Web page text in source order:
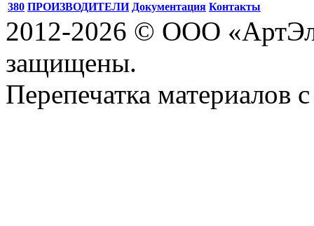
380 ПРОИЗВОДИТЕЛИ Документация Контакты
2012-2026 © ООО
защищены.
Перепечатка материалов